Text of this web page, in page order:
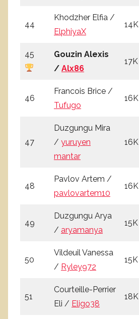
44
Khodzher Elfia /
ElphiyaX
14K
45
Gouzin Alexis
/ Alx86
17K
46
Francois Brice /
Tufugo
16K
47
Duzgungu Mira
/ yuruyen
mantar
16K
48
Pavlov Artem /
pavlovartem10
16K
49
Duzgungu Arya
/ aryamanya
15K
50
Vildeuil Vanessa
/ Ryley972
15K
51
Courteille-Perrier
Eli / Eligo38
18K